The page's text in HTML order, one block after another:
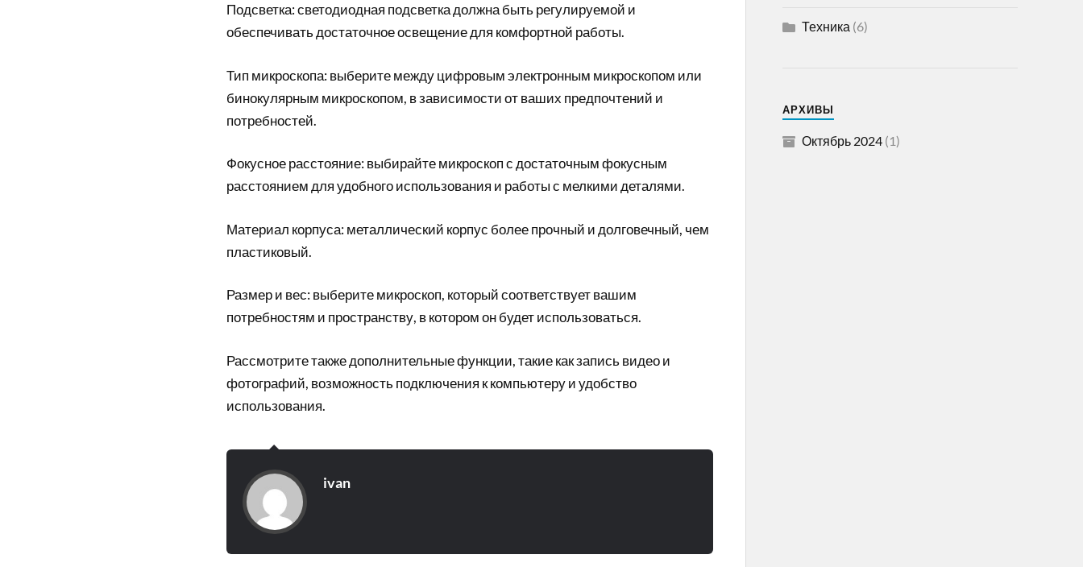
Подсветка: светодиодная подсветка должна быть регулируемой и
обеспечивать достаточное освещение для комфортной работы.
Тип микроскопа: выберите между цифровым электронным микроскопом или
бинокулярным микроскопом, в зависимости от ваших предпочтений и
потребностей.
Фокусное расстояние: выбирайте микроскоп с достаточным фокусным
расстоянием для удобного использования и работы с мелкими деталями.
Материал корпуса: металлический корпус более прочный и долговечный, чем
пластиковый.
Размер и вес: выберите микроскоп, который соответствует вашим
потребностям и пространству, в котором он будет использоваться.
Рассмотрите также дополнительные функции, такие как запись видео и
фотографий, возможность подключения к компьютеру и удобство
использования.
ivan
Техника (6)
АРХИВЫ
Октябрь 2024(1)